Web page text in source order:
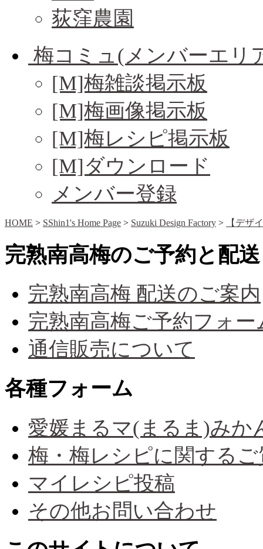
荻窪農園
梅コミュ(メンバーエリ
[M]梅雑談掲示板
[M]梅画像掲示板
[M]梅レシピ掲示板
[M]ダウンロード
メンバー登録
HOME > SShin1's Home Page > Suzuki Design Factory > 【デザ
完熟南高梅のご予約と配送
完熟南高梅 配送のご案内
完熟南高梅ご予約フォー
通信販売について
各種フォーム
愛媛まるマ(まるま)みか
梅・梅レシピに関するご
マイレシピ投稿
その他お問い合わせ